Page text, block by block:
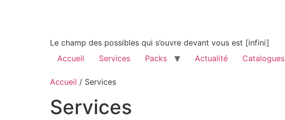
Le champ des possibles qui s’ouvre devant vous est [infini]
Accueil
Services Packs Actualité Catalogues
Accueil / Services
Services